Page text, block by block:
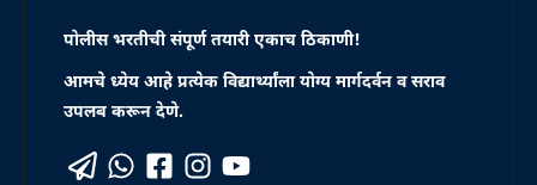
पोलीस भरतीची संपूर्ण तयारी एकाच ठिकाणी!
आमचे ध्येय आहे प्रत्येक विद्यार्थ्यांला योग्य मार्गदर्वन व सराव
उपलब करून देणे.